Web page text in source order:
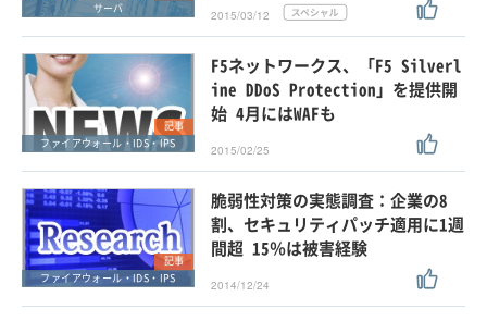
サーバ
2015/03/12
記事
ファイアウォール・IDS・IPS
F5ネットワークス、「F5 Silverl
ine DDoS Protection」を提供開
始 4月にはWAFも
2015/02/25
記事
ファイアウォール・IDS・IPS
脆弱性対策の実態調査：企業の8
割、セキュリティパッチ適用に1週
間超 15％は被害経験
2014/12/24